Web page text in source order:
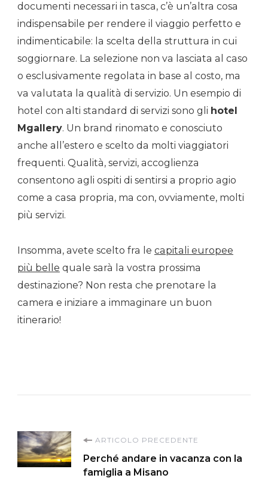
documenti necessari in tasca, c’è un’altra cosa
indispensabile per rendere il viaggio perfetto e
indimenticabile: la scelta della struttura in cui
soggiornare. La selezione non va lasciata al caso
o esclusivamente regolata in base al costo, ma
va valutata la qualità di servizio. Un esempio di
hotel con alti standard di servizi sono gli hotel
Mgallery. Un brand rinomato e conosciuto
anche all’estero e scelto da molti viaggiatori
frequenti. Qualità, servizi, accoglienza
consentono agli ospiti di sentirsi a proprio agio
come a casa propria, ma con, ovviamente, molti
più servizi.
Insomma, avete scelto fra le capitali europee
più belle quale sarà la vostra prossima
destinazione? Non resta che prenotare la
camera e iniziare a immaginare un buon
itinerario!
Navigazione
articoli
ARTICOLO PRECEDENTE
Perché andare in vacanza con la
famiglia a Misano